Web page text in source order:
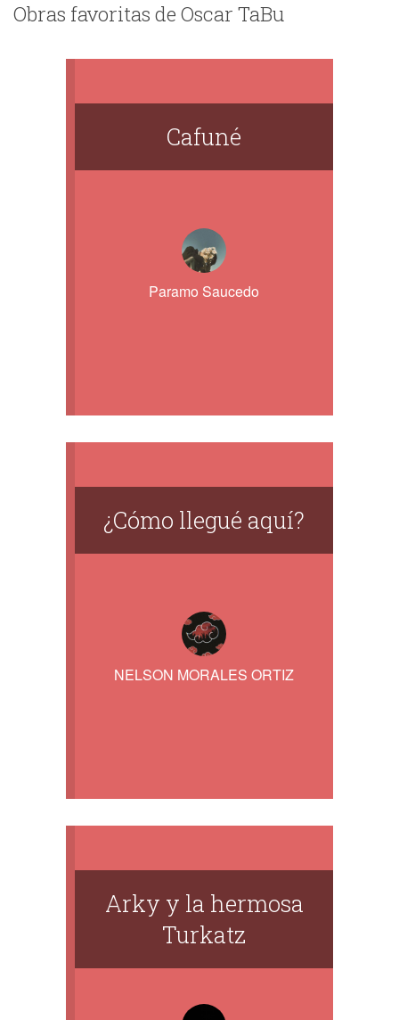
Obras favoritas de Oscar TaBu
Cafuné
Paramo Saucedo
¿Cómo llegué aquí?
NELSON MORALES ORTIZ
Arky y la hermosa
Turkatz